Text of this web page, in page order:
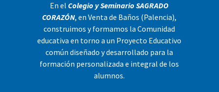
En el Colegio y Seminario SAGRADO
CORAZÓN, en Venta de Baños (Palencia),
construimos y formamos la Comunidad
educativa en torno a un Proyecto Educativo
común diseñado y desarrollado para la
formación personalizada e integral de los
alumnos.